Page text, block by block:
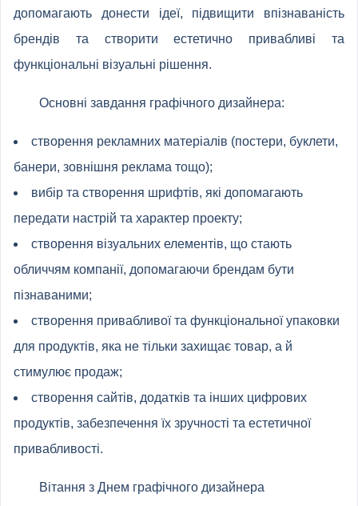
допомагають донести ідеї, підвищити впізнаваність
брендів та створити естетично привабливі та
функціональні візуальні рішення.
Основні завдання графічного дизайнера:
створення рекламних матеріалів (постери, буклети,
банери, зовнішня реклама тощо);
вибір та створення шрифтів, які допомагають
передати настрій та характер проекту;
створення візуальних елементів, що стають
обличчям компанії, допомагаючи брендам бути
пізнаваними;
створення привабливої ​​та функціональної упаковки
для продуктів, яка не тільки захищає товар, а й
стимулює продаж;
створення сайтів, додатків та інших цифрових
продуктів, забезпечення їх зручності та естетичної
привабливості.
Вітання з Днем графічного дизайнера